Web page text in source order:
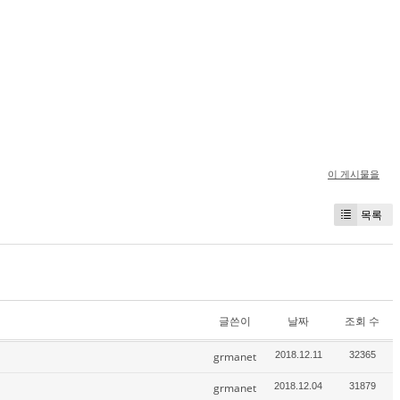
이 게시물을
목록
글쓴이 날짜 조회 수
grmanet 2018.12.11 32365
grmanet 2018.12.04 31879